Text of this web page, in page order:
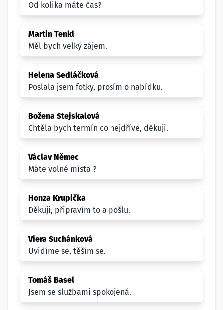
Od kolika máte čas?
Martin Tenkl
Měl bych velký zájem.
Helena Sedláčková
Poslala jsem fotky, prosím o nabídku.
Božena Stejskalová
Chtěla bych termín co nejdříve, děkuji.
Václav Němec
Máte volné místa ?
Honza Krupička
Děkuji, připravím to a pošlu.
Viera Suchánková
Uvidíme se, těším se.
Tomáš Basel
Jsem se službami spokojená.